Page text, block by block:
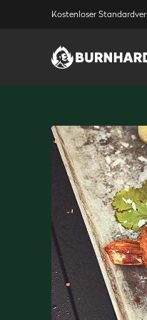
Kostenloser